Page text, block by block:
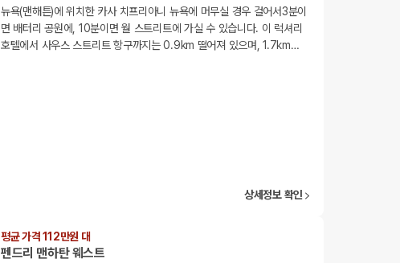
뉴욕(맨해튼)에 위치한 카사 치프리아니 뉴욕에 머무실 경우 걸어서3분이
면 배터리 공원에, 10분이면 월 스트리트에 가실 수 있습니다. 이 럭셔리
호텔에서 사우스 스트리트 항구까지는 0.9km 떨어져 있으며, 1.7km…
상세정보 확인
평균 가격 112만원 대
펜드리 맨하탄 웨스트